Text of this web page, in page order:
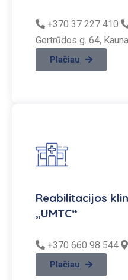
+370 37 227 410
Gertrūdos g. 64,
Plačiau
Reabilitacijos
„UMTC“
+370 660 98 544
Plačiau